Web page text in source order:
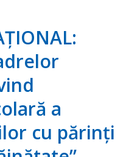
a
cu părinți